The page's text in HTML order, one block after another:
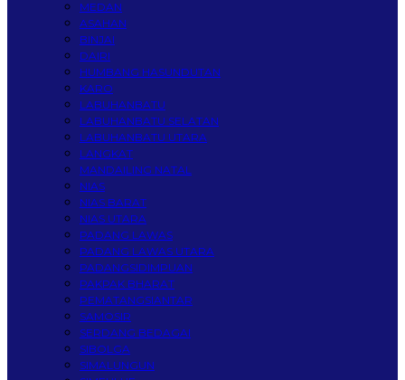
MEDAN
ASAHAN
BINJAI
DAIRI
HUMBANG HASUNDUTAN
KARO
LABUHANBATU
LABUHANBATU SELATAN
LABUHANBATU UTARA
LANGKAT
MANDAILING NATAL
NIAS
NIAS BARAT
NIAS UTARA
PADANG LAWAS
PADANG LAWAS UTARA
PADANGSIDIMPUAN
PAKPAK BHARAT
PEMATANGSIANTAR
SAMOSIR
SERDANG BEDAGAI
SIBOLGA
SIMALUNGUN